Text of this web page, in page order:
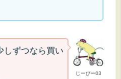
じーぴー03
しずつなら買い